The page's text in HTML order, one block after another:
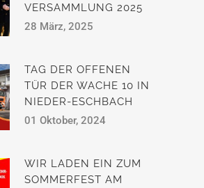
VERSAMMLUNG 2025
28 März, 2025
TAG DER OFFENEN
TÜR DER WACHE 10 IN
NIEDER-ESCHBACH
01 Oktober, 2024
WIR LADEN EIN ZUM
SOMMERFEST AM